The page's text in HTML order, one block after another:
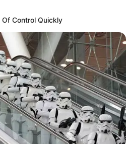
Control Quickly